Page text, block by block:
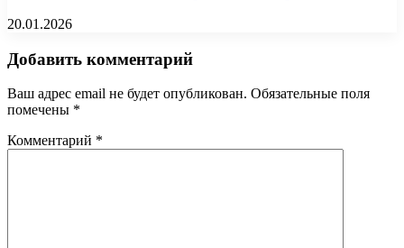
20.01.2026
Добавить комментарий
Ваш адрес email не будет опубликован. Обязательные поля
помечены *
Комментарий *